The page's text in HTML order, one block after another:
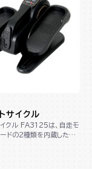
サイクル
クル FA3125は、自走モ
ドの２種類を内蔵したル